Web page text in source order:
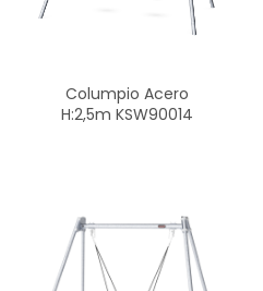
Columpio Acero
H:2,5m KSW90014